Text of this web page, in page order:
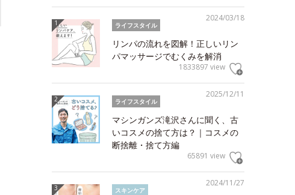
2024/03/18
ライフスタイル
リンパの流れを図解！正しいリン
パマッサージでむくみを解消
1833897 view
2025/12/11
ライフスタイル
マシンガンズ滝沢さんに聞く、古
いコスメの捨て方は？｜コスメの
断捨離・捨て方編
65891 view
2024/11/27
スキンケア